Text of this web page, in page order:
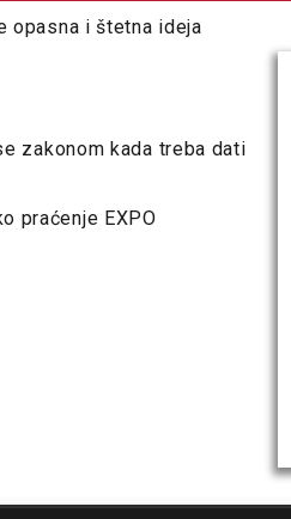
opasna i štetna ideja
zakonom kada treba dati
praćenje EXPO